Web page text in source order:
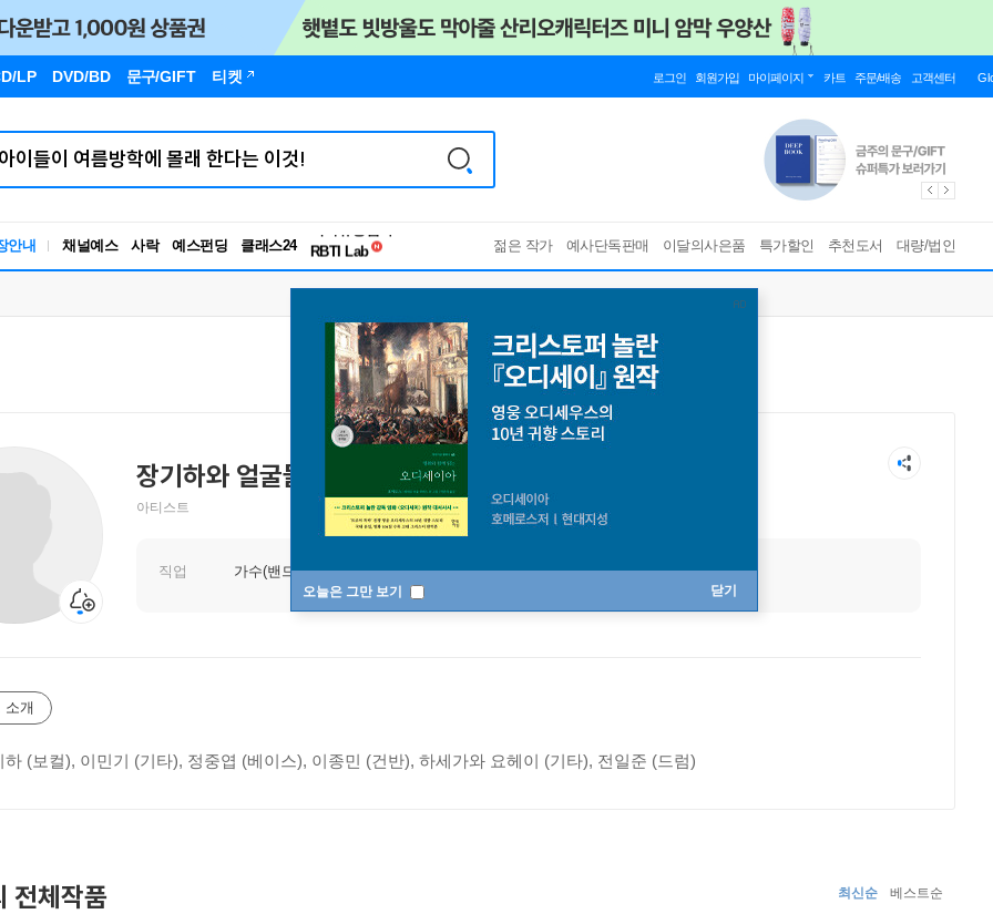
LP DVD/BD 문구/GIFT 티켓 로그인 회원가입 마이페이지 카트 주문/배송 고객센터
안내 채널예스 사락 예스펀딩 클래스24
RBTI Lab
독서유형검사
젊은 작가 예사단독판매 이달의사은품 특가할인 추천도서 대량/법인
오늘은 그만 보기 닫기
장기하와 얼굴들
아티스트
직업 가수(밴드)
소개
하 (보컬), 이민기 (기타), 정중엽 (베이스), 이종민 (건반), 하세가와 요헤이 (기타), 전일준 (드럼)
전체작품 최신순 베스트순